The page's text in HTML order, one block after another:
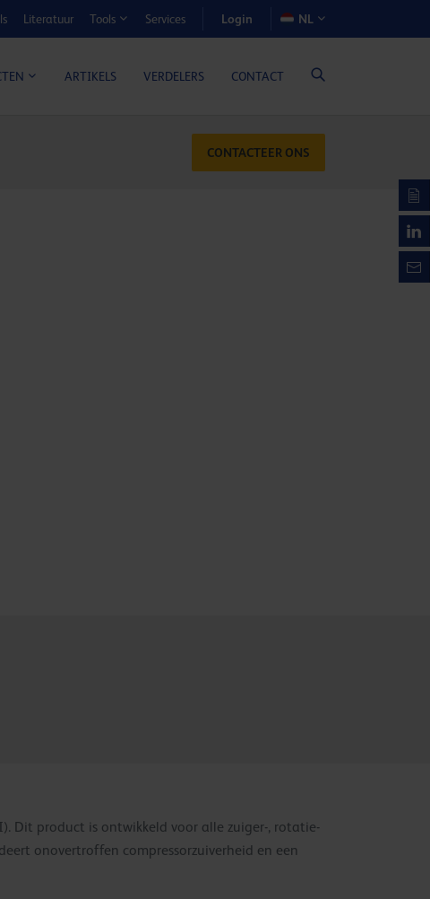
Literatuur Tools Services Login NL
ARTIKELS VERDELERS CONTACT
CONTACTEER ONS
Dit product is ontwikkeld voor alle zuiger-, rotatie-
onovertroffen compressorzuiverheid en een